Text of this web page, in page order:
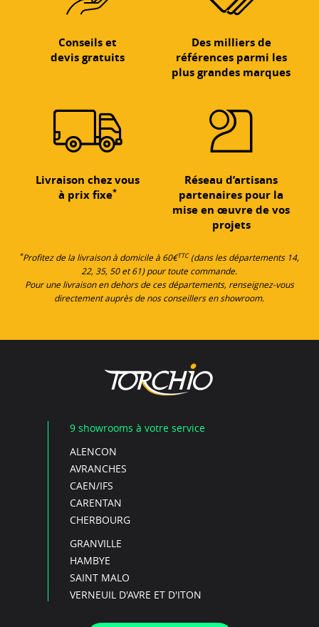
Conseils et
devis gratuits
Des milliers de
références parmi les
plus grandes marques
Livraison chez vous
à prix fixe*
Réseau d’artisans
partenaires pour la
mise en œuvre de vos
projets
*Profitez de la livraison à domicile à 60€TTC(dans les départements 14,
22, 35, 50 et 61) pour toute commande.
Pour une livraison en dehors de ces départements, renseignez-vous
directement auprès de nos conseillers en showroom.
9 showrooms à votre service
ALENCON
AVRANCHES
CAEN/IFS
CARENTAN
CHERBOURG
GRANVILLE
HAMBYE
SAINT MALO
VERNEUIL D'AVRE ET D'ITON